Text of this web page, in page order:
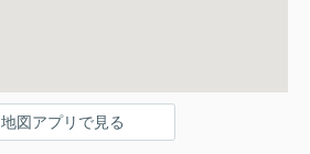
地図アプリで見る